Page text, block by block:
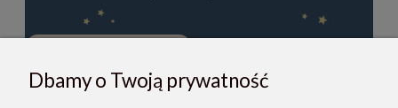
ZAPISZ SIĘ
Dbamy o Twoją prywatność